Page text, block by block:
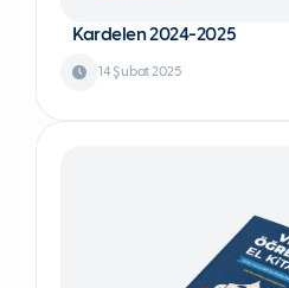
Kardelen 2024-2025
14 Şubat 2025